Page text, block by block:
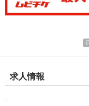
求人情報